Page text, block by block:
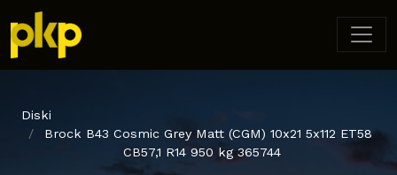
Diski
Brock B43 Cosmic Grey Matt (CGM) 10x21 5x112 ET58
CB57,1 R14 950 kg 365744